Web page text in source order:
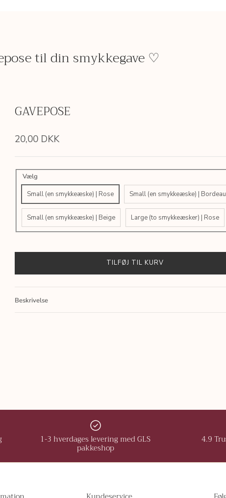
til din smykkegave ♡
GAVEPOSE
20,00 DKK
Vælg
Small (en smykkeæske) | Rose
Small (en smykkeæske) |
Small (en smykkeæske) | Beige Large (to smykkeæsker) | Rose
TILFØJ TIL KURV
Beskrivelse
1-3 hverdages levering med GLS
pakkeshop
4.9